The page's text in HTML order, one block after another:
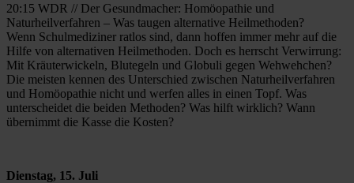
20:15 WDR // Der Gesundmacher: Homöopathie und
Naturheilverfahren – Was taugen alternative Heilmethoden?
Wenn Schulmediziner ratlos sind, dann hoffen immer mehr auf die
Hilfe von alternativen Heilmethoden. Doch es herrscht Verwirrung:
Mit Kräuterwickeln, Blutegeln und Globuli gegen Wehwehchen?
Die meisten kennen des Unterschied zwischen Naturheilverfahren
und Homöopathie nicht und werfen alles in einen Topf. Was
unterscheidet die beiden Methoden? Was hilft wirklich? Wann
übernimmt die Kasse die Kosten?
Dienstag, 15. Juli